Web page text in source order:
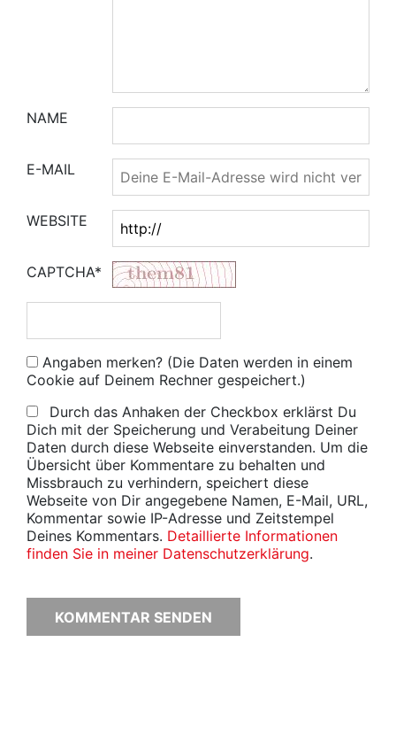
NAME
E-MAIL
WEBSITE
CAPTCHA*
Angaben merken? (Die Daten werden in einem
Cookie auf Deinem Rechner gespeichert.)
Durch das Anhaken der Checkbox erklärst Du
Dich mit der Speicherung und Verabeitung Deiner
Daten durch diese Webseite einverstanden. Um die
Übersicht über Kommentare zu behalten und
Missbrauch zu verhindern, speichert diese
Webseite von Dir angegebene Namen, E-Mail, URL,
Kommentar sowie IP-Adresse und Zeitstempel
Deines Kommentars. Detaillierte Informationen
finden Sie in meiner Datenschutzerklärung.